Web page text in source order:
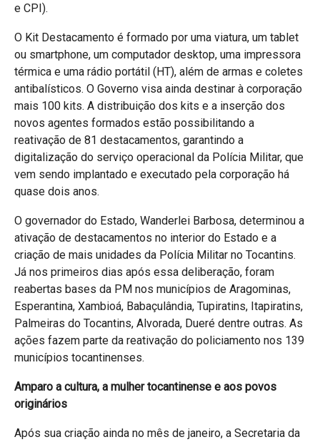
e CPI).
O Kit Destacamento é formado por uma viatura, um tablet
ou smartphone, um computador desktop, uma impressora
térmica e uma rádio portátil (HT), além de armas e coletes
antibalísticos. O Governo visa ainda destinar à corporação
mais 100 kits. A distribuição dos kits e a inserção dos
novos agentes formados estão possibilitando a
reativação de 81 destacamentos, garantindo a
digitalização do serviço operacional da Polícia Militar, que
vem sendo implantado e executado pela corporação há
quase dois anos.
O governador do Estado, Wanderlei Barbosa, determinou a
ativação de destacamentos no interior do Estado e a
criação de mais unidades da Polícia Militar no Tocantins.
Já nos primeiros dias após essa deliberação, foram
reabertas bases da PM nos municípios de Aragominas,
Esperantina, Xambioá, Babaçulândia, Tupiratins, Itapiratins,
Palmeiras do Tocantins, Alvorada, Dueré dentre outras. As
ações fazem parte da reativação do policiamento nos 139
municípios tocantinenses.
Amparo a cultura, a mulher tocantinense e aos povos
originários
Após sua criação ainda no mês de janeiro, a Secretaria da